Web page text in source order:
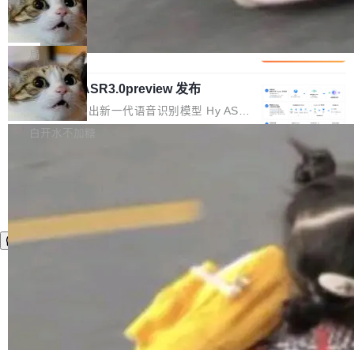
件之中，形成高度复杂的知识关联网络。传统的
代码检索手段（如关键词匹配、目录遍历）仅能
在语法层面完成文本定位，难以触及代码的语义
内涵与结构关联，导致开发者使用代码智能体在
理解大规模代码仓时面临显著"代码仓理解"瓶
颈。 代码仓深度理解服务（以下简称" CodeBas
e深度理解服务"）是华为云码道（CodeA...
数据。 王某2024年1月入职东城区某科技公司AI
短剧部门，有互联网大厂背景。在公司内部架构
调整期间，部门三次通知全员将数据从A集群迁
移到B集群，王某都回复了"收到"。 他没有迁移
数据。2024年9月3日下午4点，他使用此前登录
的账号密码进入A集群，输入了一条被程序员圈
称为"删库跑路"的命令——最高管理员权限、无
Cloudflare 分享推理优化实践：KV ca
che 量化 + 权重压缩，吞吐量提升 4
1%，成本降 30%
Kimi 和 GLM 是当前最强的大模型系列之一，但
它们有一个共同的问题：太吃显存了。月之暗面
的 Kimi K 系列和智谱的 GLM 都是长上下文、M
oE 架构的大模型，好用到让人上瘾，但 GPU 显
存永远不够用。 Cloudflare 的 Workers AI 团队
一直在跑这些模型的推理。他们在官方博客上发
整性保护。效果是：吞吐量提升 41%，每 token
成本降低 30%，精度不变。 FP8 省的不仅是显
存 KV cache 是推理时最吃显...
局
腾讯混元 Hy ASR3.0preview 发布
腾讯混元正式推出新一代语音识别模型 Hy ASR
3.0preview。基于最新一代大语言模型 Hy3 的
让语音识别不再只是听清，而是真正听懂。通过
先理解你的语境和意图，再把准确的文字直接给
到你。从“逐字转写、单点优化”演进为“理解语
境、兼容场景、一键直出”。 Hy ASR 3.0 previe
w 不要求标准普通话，方言识别覆盖粤语、吴语
等 10 大方言片区和 20 余个二级小片区。在开
源评测集中，Hy ASR 3.0 preview 在多语种的
白开水不加糖